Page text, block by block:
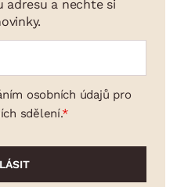
adresu a nechte si
osobních údajů pro
sdělení.